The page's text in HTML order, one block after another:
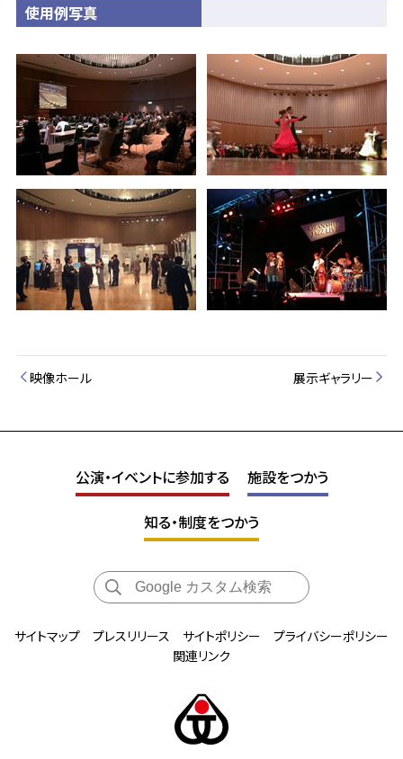
使用例写真
映像ホール 展示ギャラリー
公演・イベントに参加する 施設をつかう
知る・制度をつかう
サイトマップ プレスリリース サイトポリシー
プライバシーポリシー
関連リンク